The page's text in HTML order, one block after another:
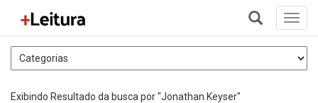
+
Exibindo Resultado da busca por "Jonathan Keyser"